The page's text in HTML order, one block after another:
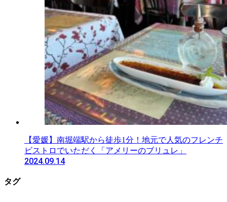
【愛媛】南堀端駅から徒歩1分！地元で人気のフレンチ
ビストロでいただく「アメリーのブリュレ」
2024.09.14
タグ